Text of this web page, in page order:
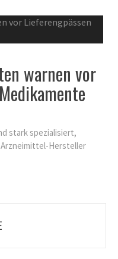
warnen vor
stark spezialisiert,
Hersteller